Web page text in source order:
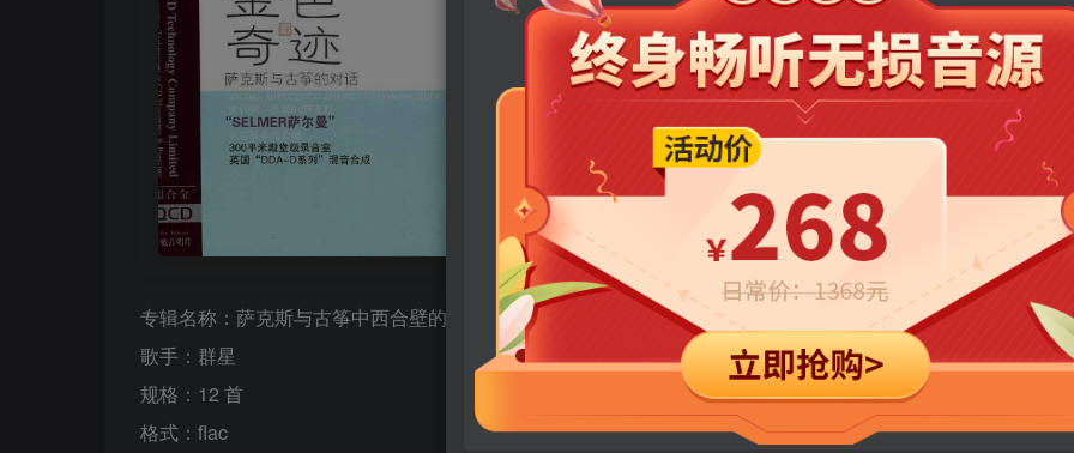
9.9 限时特惠
￥99
免费
立即购买
您当前未登录！建议登陆后购买，可保存购买订单
专辑名称：萨克斯与古筝中西合壁的对话《金色奇迹》
歌手：群星
规格：12 首
格式：flac